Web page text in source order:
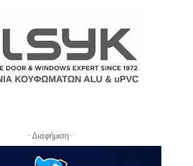
- Διαφήμιση -